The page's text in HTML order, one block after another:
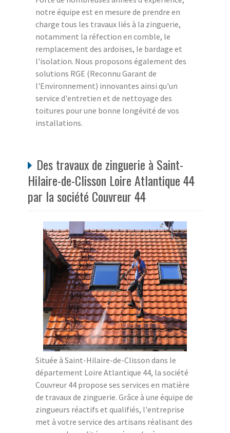
notre équipe est en mesure de prendre en
charge tous les travaux liés à la zinguerie,
notamment la réfection en comble, le
remplacement des ardoises, le bardage et
l'isolation. Nous proposons également des
solutions RGE (Reconnu Garant de
l'Environnement) innovantes ainsi qu'un
service d'entretien et de nettoyage des
toitures pour une bonne longévité de vos
installations.
Des travaux de zinguerie à Saint-
Hilaire-de-Clisson Loire Atlantique 44
par la société Couvreur 44
Située à Saint-Hilaire-de-Clisson dans le
département Loire Atlantique 44, la société
Couvreur 44 propose ses services en matière
de travaux de zinguerie. Grâce à une équipe de
zingueurs réactifs et qualifiés, l'entreprise
met à votre service des artisans réalisant des